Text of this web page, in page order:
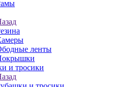
ленты
и тросики